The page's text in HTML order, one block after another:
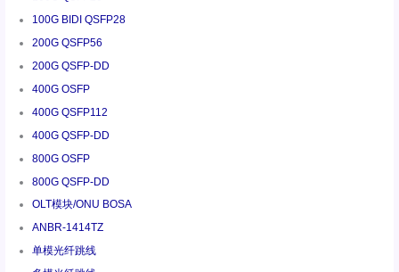
100G BIDI QSFP28
200G QSFP56
200G QSFP-DD
400G OSFP
400G QSFP112
400G QSFP-DD
800G OSFP
800G QSFP-DD
OLT模块/ONU BOSA
ANBR-1414TZ
单模光纤跳线